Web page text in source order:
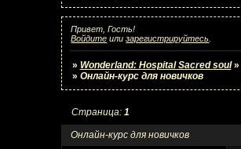
Привет, Гость!
Войдите илизарегистрируйтесь
» Wonderland: Hospital Sacred soul »
» Онлайн-курс для новичков
Онлайн-курс для новичков
Страница: 1